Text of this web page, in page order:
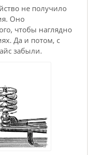
не получило
Оно
чтобы наглядно
Да и потом, с
забыли.